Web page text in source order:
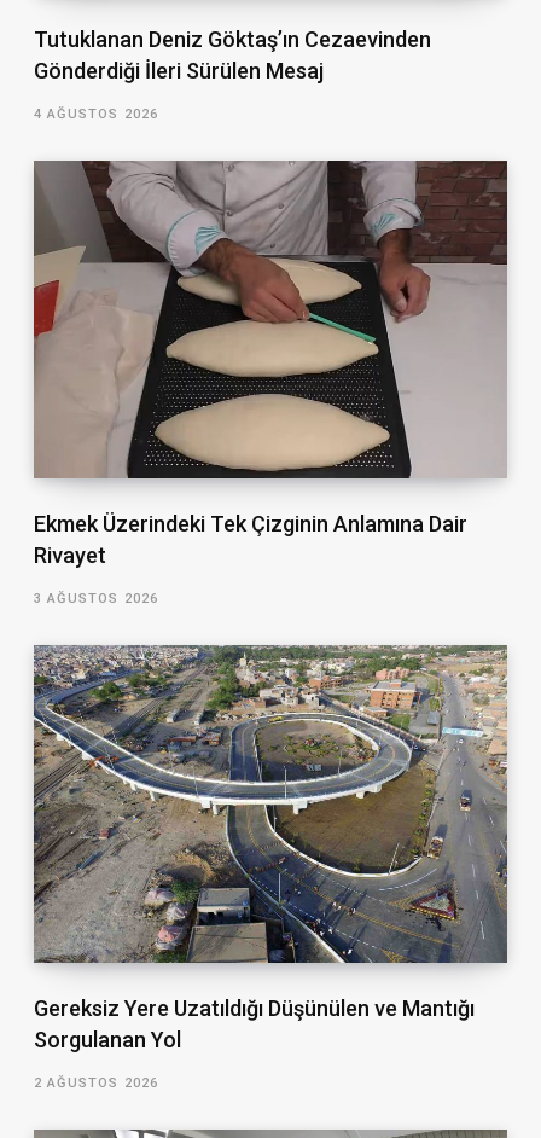
Tutuklanan Deniz Göktaş’ın Cezaevinden
Gönderdiği İleri Sürülen Mesaj
4 AĞUSTOS 2026
Ekmek Üzerindeki Tek Çizginin Anlamına Dair
Rivayet
3 AĞUSTOS 2026
Gereksiz Yere Uzatıldığı Düşünülen ve Mantığı
Sorgulanan Yol
2 AĞUSTOS 2026